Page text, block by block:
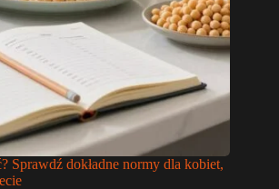
Sprawdź dokładne normy dla kobiet,